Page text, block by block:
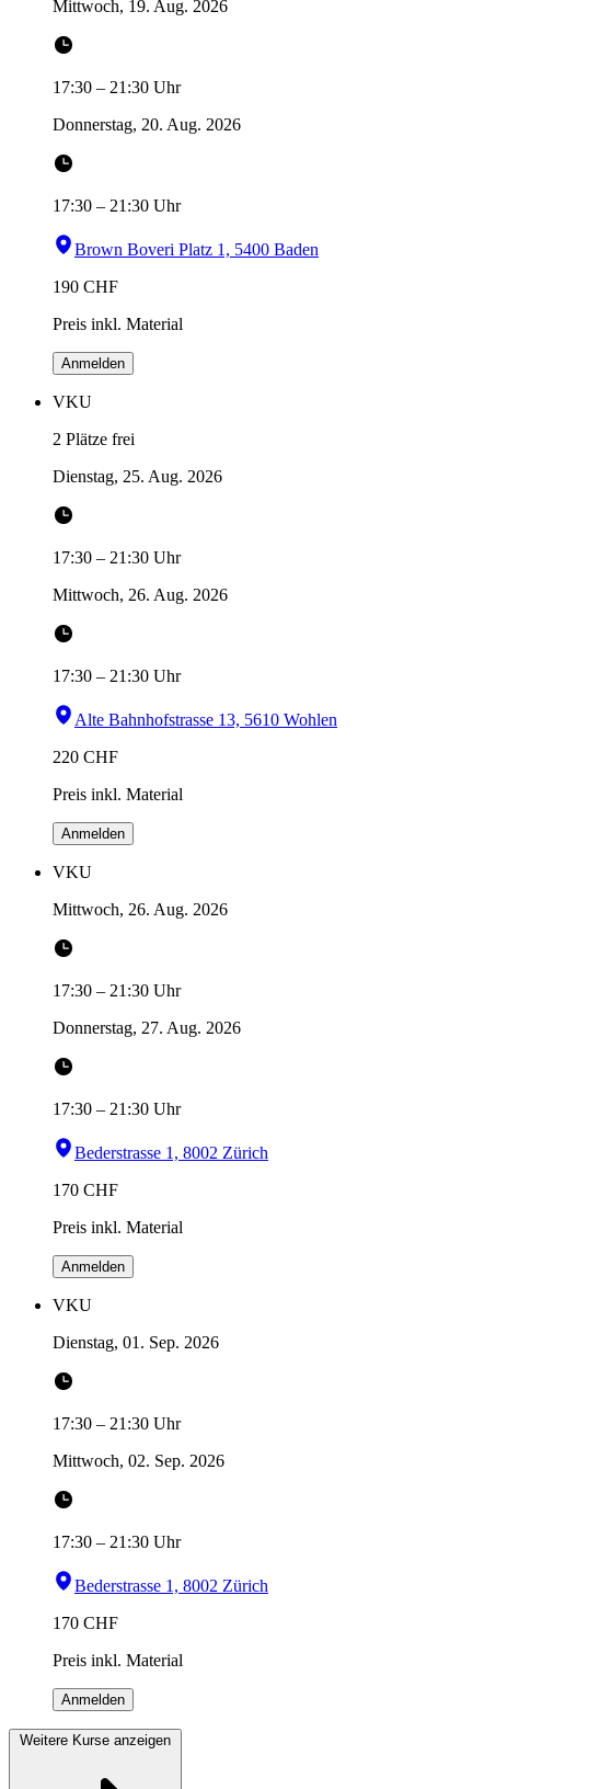
Mittwoch, 19. Aug. 2026
17:30 – 21:30 Uhr
Donnerstag, 20. Aug. 2026
17:30 – 21:30 Uhr
Brown Boveri Platz 1, 5400 Baden
190 CHF
Preis inkl. Material
Anmelden
VKU
2 Plätze frei
Dienstag, 25. Aug. 2026
17:30 – 21:30 Uhr
Mittwoch, 26. Aug. 2026
17:30 – 21:30 Uhr
Alte Bahnhofstrasse 13, 5610 Wohlen
220 CHF
Preis inkl. Material
Anmelden
VKU
Mittwoch, 26. Aug. 2026
17:30 – 21:30 Uhr
Donnerstag, 27. Aug. 2026
17:30 – 21:30 Uhr
Bederstrasse 1, 8002 Zürich
170 CHF
Preis inkl. Material
Anmelden
VKU
Dienstag, 01. Sep. 2026
17:30 – 21:30 Uhr
Mittwoch, 02. Sep. 2026
17:30 – 21:30 Uhr
Bederstrasse 1, 8002 Zürich
170 CHF
Preis inkl. Material
Anmelden
Weitere Kurse anzeigen